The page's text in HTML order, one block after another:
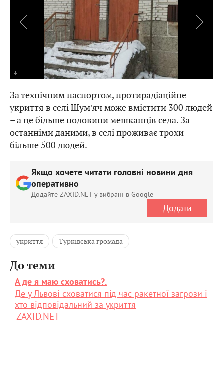
Укриття на 300 людей в Народному домі села Шум'яч
За технічним паспортом, протирадіаційне
укриття в селі Шум’яч може вмістити 300 людей
– а це більше половини мешканців села. За
останніми даними, в селі проживає трохи
більше 500 людей.
Якщо хочете читати головні новини дня
оперативно
Додайте ZAXID.NET у вибрані в Google
Додати
укриття Турківська громада
До теми
А де я маю сховатись?.
Де у Львові сховатися під час ракетної загрози і
хто відповідальний за укриття
ZAXID.NET